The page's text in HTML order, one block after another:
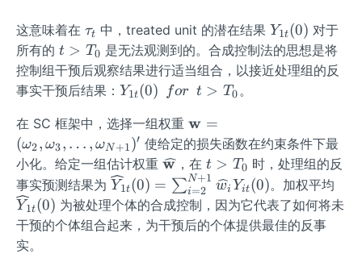
这意味着在 \t
a
u
_t
τt 中，treated unit 的潜在结果Y_
{1
t}
Y1t(0) 对于
所有的 t
\g
t
_0
t > T0 是无法观测到的。合成控制法的思想是将
控制组干预后观察结果进行适当组合，以接近处理组的反
事实干预后结果： Y_
t}
(0)
\:\:
for
\:\:
t\g
Y1t(0) for t > T0 。
在 SC 框架中，选择一组权重 \m
ath
bf
{w}
=
(\o
meg
w =
(ω2, ω3, … , ωN+1)′ 使给定的损失函数在约束条件下最
小化。给定一组估计权重 \wid
ehat
{\m
athb
f
w ，在 t
\g
T
_0
t > T0 时，处理组的反
事实预测结果为 \wi
deh
at
Y1t(0) = ∑i=2
N+1 wi Yit(0)。加权平均
deh
Y1t(0) 为被处理个体的合成控制，因为它代表了如何将未
干预的个体组合起来，为干预后的个体提供最佳的反事
实。